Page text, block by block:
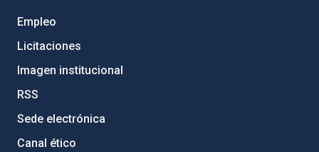
Empleo
Licitaciones
Imagen institucional
RSS
Sede electrónica
Canal ético